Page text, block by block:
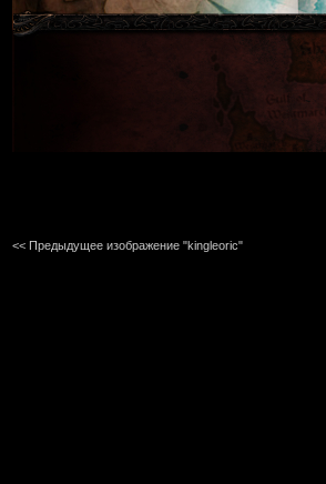
<< Предыдущее изображение "kingleoric"